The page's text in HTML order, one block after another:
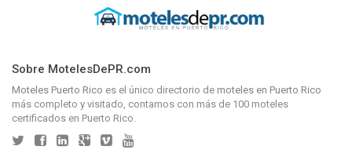
Sobre MotelesDePR.com
Moteles Puerto Rico es el único directorio de moteles en Puerto Rico
más completo y visitado, contamos con más de 100 moteles
certificados en Puerto Rico.